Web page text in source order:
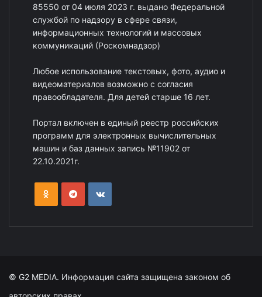
85550 от 04 июля 2023 г. выдано Федеральной
службой по надзору в сфере связи,
информационных технологий и массовых
коммуникаций (Роскомнадзор)
Любое использование текстовых, фото, аудио и
видеоматериалов возможно с согласия
правообладателя. Для детей старше 16 лет.
Портал включен в единый реестр российских
программ для электронных вычислительных
машин и баз данных запись №11902 от
22.10.2021г.
© G2 MEDIA. Информация сайта защищена законом об